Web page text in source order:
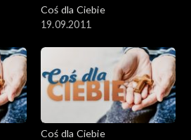
Coś dla Ciebie
19.09.2011
Coś dla Ciebie